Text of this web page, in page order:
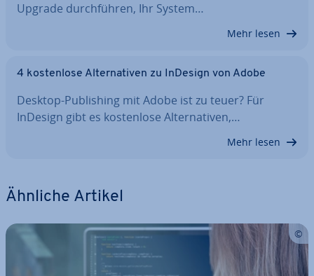
Upgrade durch­füh­ren, Ihr System…
Mehr lesen
4 kos­ten­lo­se Al­ter­na­ti­ven zu InDesign von Adobe
Desktop-Pu­bli­shing mit Adobe ist zu teuer? Für
InDesign gibt es kos­ten­lo­se Al­ter­na­ti­ven,…
Mehr lesen
Ähnliche Artikel